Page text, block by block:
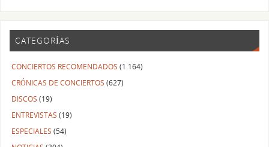
CATEGORÍAS
CONCIERTOS RECOMENDADOS (1.164)
CRÓNICAS DE CONCIERTOS (627)
DISCOS (19)
ENTREVISTAS (19)
ESPECIALES (54)